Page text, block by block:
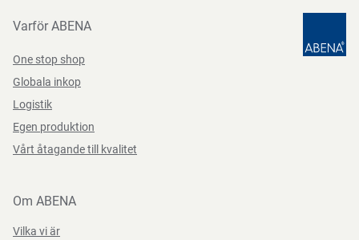
Varför ABENA
One stop shop
Globala inkop
Logistik
Egen produktion
Vårt åtagande till kvalitet
Om ABENA
Vilka vi är